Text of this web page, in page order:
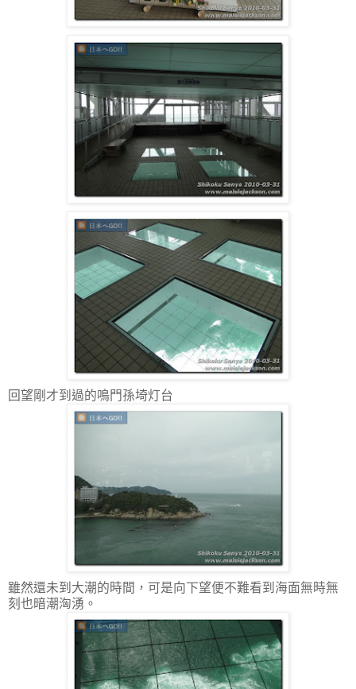
回望剛才到過的鳴門孫埼灯台
雖然還未到大潮的時間，可是向下望便不難看到海面無時無
刻也暗潮洶湧。